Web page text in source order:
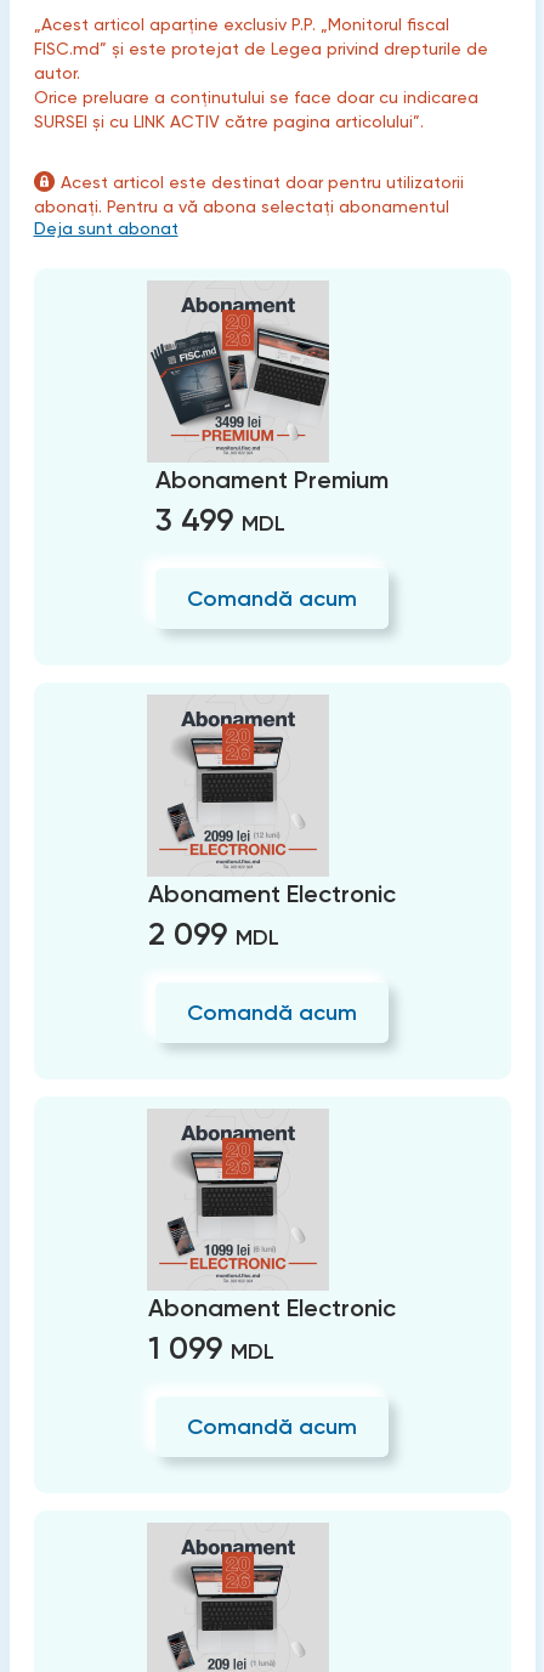
„Acest articol aparține exclusiv P.P. „Monitorul fiscal
FISC.md” și este protejat de Legea privind drepturile de
autor.
Orice preluare a conținutului se face doar cu indicarea
SURSEI și cu LINK ACTIV către pagina articolului”.
Acest articol este destinat doar pentru utilizatorii
abonați. Pentru a vă abona selectați abonamentul
Deja sunt abonat
Abonament Premium
3 499 MDL
Comandă acum
Abonament Electronic
2 099 MDL
Comandă acum
Abonament Electronic
1 099 MDL
Comandă acum